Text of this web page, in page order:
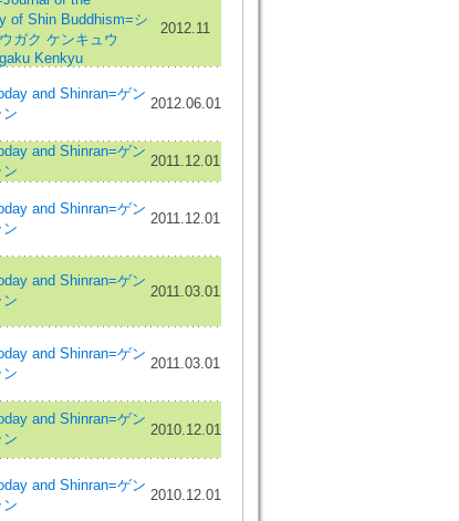
of Shin Buddhism=シ
ガク ケンキュウ
Kenkyu
2012.11
and Shinran=ゲン
2012.06.01
and Shinran=ゲン
2011.12.01
and Shinran=ゲン
2011.12.01
and Shinran=ゲン
2011.03.01
and Shinran=ゲン
2011.03.01
and Shinran=ゲン
2010.12.01
and Shinran=ゲン
2010.12.01